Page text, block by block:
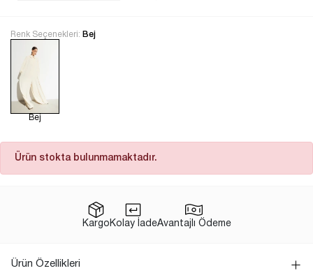
Renk Seçenekleri: Bej
Bej
Ürün stokta bulunmamaktadır.
Kargo Kolay İadeAvantajlı Ödeme
Ürün Özellikleri